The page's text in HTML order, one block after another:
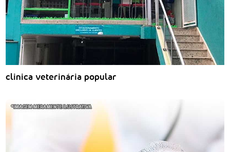
clinica veterinária popular